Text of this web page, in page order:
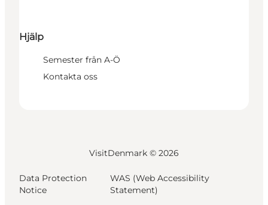
Hjälp
Semester från A-Ö
Kontakta oss
VisitDenmark © 2026
Data Protection
Notice
WAS (Web Accessibility
Statement)